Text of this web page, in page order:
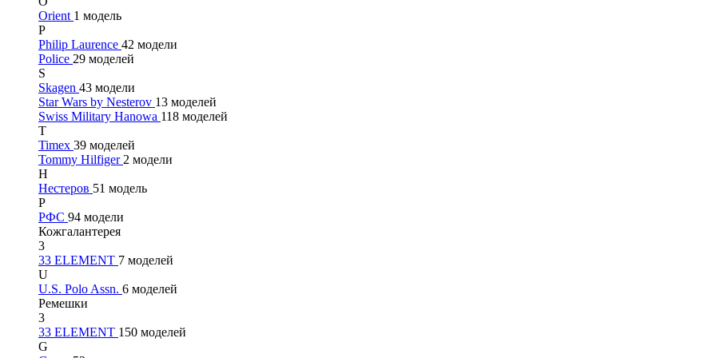
Orient 1 модель
P
Philip Laurence 42 модели
Police 29 моделей
S
Skagen 43 модели
Star Wars by Nesterov 13 моделей
Swiss Military Hanowa 118 моделей
T
Timex 39 моделей
Tommy Hilfiger 2 модели
Н
Нестеров 51 модель
Р
РФС 94 модели
Кожгалантерея
3
33 ELEMENT 7 моделей
U
U.S. Polo Assn. 6 моделей
Ремешки
3
33 ELEMENT 150 моделей
G